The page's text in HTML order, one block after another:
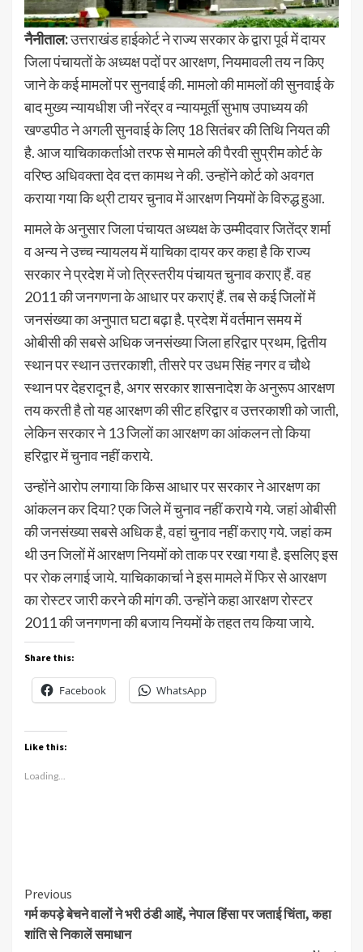
नैनीताल:उत्तराखंड हाईकोर्ट ने राज्य सरकार के द्वारा पूर्व में दायर
जिला पंचायतों के अध्यक्ष पदों पर आरक्षण, नियमावली तय न किए
जाने के कई मामलों पर सुनवाई की. मामलो की मामलों की सुनवाई के
बाद मुख्य न्यायधीश जी नरेंद्र व न्यायमूर्ती सुभाष उपाध्यय की
खण्डपीठ ने अगली सुनवाई के लिए 18 सितंबर की तिथि नियत की
है. आज याचिकाकर्ताओ तरफ से मामले की पैरवी सुप्रीम कोर्ट के
वरिष्ठ अधिवक्ता देव दत्त कामथ ने की. उन्होंने कोर्ट को अवगत
कराया गया कि थ्री टायर चुनाव में आरक्षण नियमों के विरुद्ध हुआ.
मामले के अनुसार जिला पंचायत अध्यक्ष के उम्मीदवार जितेंद्र शर्मा
व अन्य ने उच्च न्यायलय में याचिका दायर कर कहा है कि राज्य
सरकार ने प्रदेश में जो त्रिस्तरीय पंचायत चुनाव कराए हैं. वह
2011 की जनगणना के आधार पर कराएं हैं. तब से कई जिलों में
जनसंख्या का अनुपात घटा बढ़ा है. प्रदेश में वर्तमान समय में
ओबीसी की सबसे अधिक जनसंख्या जिला हरिद्वार प्रथम, द्वितीय
स्थान पर स्थान उत्तरकाशी, तीसरे पर उधम सिंह नगर व चौथे
स्थान पर देहरादून है, अगर सरकार शासनादेश के अनुरूप आरक्षण
तय करती है तो यह आरक्षण की सीट हरिद्वार व उत्तरकाशी को जाती,
लेकिन सरकार ने 13 जिलों का आरक्षण का आंकलन तो किया
हरिद्वार में चुनाव नहीं कराये.
उन्होंने आरोप लगाया कि किस आधार पर सरकार ने आरक्षण का
आंकलन कर दिया? एक जिले में चुनाव नहीं कराये गये. जहां ओबीसी
की जनसंख्या सबसे अधिक है, वहां चुनाव नहीं कराए गये. जहां कम
थी उन जिलों में आरक्षण नियमों को ताक पर रखा गया है. इसलिए इस
पर रोक लगाई जाये. याचिकाकार्चा ने इस मामले में फिर से आरक्षण
का रोस्टर जारी करने की मांग की. उन्होंने कहा आरक्षण रोस्टर
2011 की जनगणना की बजाय नियमों के तहत तय किया जाये.
Share this:
Facebook WhatsApp
Like this:
Loading...
Continue
Reading
Previous
गर्म कपड़े बेचने वालों ने भरी ठंडी आहें, नेपाल हिंसा पर जताई चिंता, कहा
शांति से निकालें समाधान